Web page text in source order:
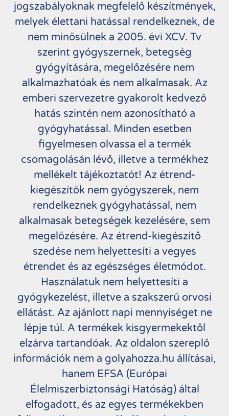
jogszabályoknak megfelelő készítmények,
melyek élettani hatással rendelkeznek, de
nem minősülnek a 2005. évi XCV. Tv
szerint gyógyszernek, betegség
gyógyítására, megelőzésére nem
alkalmazhatóak és nem alkalmasak. Az
emberi szervezetre gyakorolt kedvező
hatás szintén nem azonosítható a
gyógyhatással. Minden esetben
figyelmesen olvassa el a termék
csomagolásán lévő, illetve a termékhez
mellékelt tájékoztatót! Az étrend-
kiegészítők nem gyógyszerek, nem
rendelkeznek gyógyhatással, nem
alkalmasak betegségek kezelésére, sem
megelőzésére. Az étrend-kiegészítő
szedése nem helyettesíti a vegyes
étrendet és az egészséges életmódot.
Használatuk nem helyettesíti a
gyógykezelést, illetve a szakszerű orvosi
ellátást. Az ajánlott napi mennyiséget ne
lépje túl. A termékek kisgyermekektől
elzárva tartandóak. Az oldalon szereplő
információk nem a golyahozza.hu állításai,
hanem EFSA (Európai
Élelmiszerbiztonsági Hatóság) által
elfogadott, és az egyes termékekben